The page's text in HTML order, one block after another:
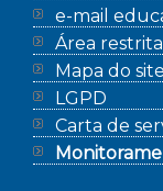
e-mail
Área restrita
Mapa do site
LGPD
Carta de